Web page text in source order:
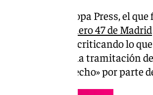
recogido por Europa Press, el
Juzgado Número 47 de Madrid
de Madrid criticando lo
dilatar y retrasar la tramitación
fe y abuso de derecho» por parte